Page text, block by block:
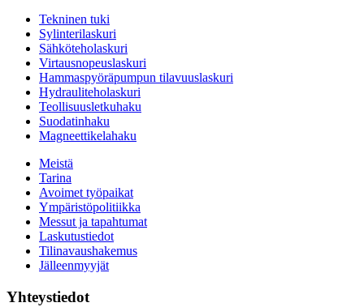
Tekninen tuki
Sylinterilaskuri
Sähköteholaskuri
Virtausnopeuslaskuri
Hammaspyöräpumpun tilavuuslaskuri
Hydrauliteholaskuri
Teollisuusletkuhaku
Suodatinhaku
Magneettikelahaku
Meistä
Tarina
Avoimet työpaikat
Ympäristöpolitiikka
Messut ja tapahtumat
Laskutustiedot
Tilinavaushakemus
Jälleenmyyjät
Yhteystiedot